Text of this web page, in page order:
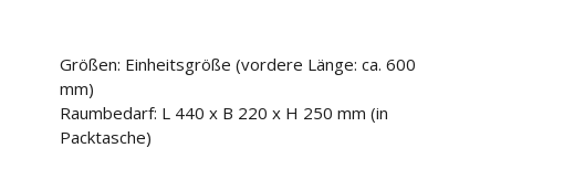
Größen: Einheitsgröße (vordere Länge: ca. 600
mm)
Raumbedarf: L 440 x B 220 x H 250 mm (in
Packtasche)